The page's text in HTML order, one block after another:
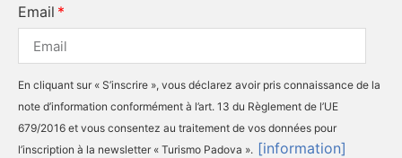
Email
En cliquant sur « S’inscrire », vous déclarez avoir pris connaissance de la
note d’information conformément à l’art. 13 du Règlement de l’UE
679/2016 et vous consentez au traitement de vos données pour
l’inscription à la newsletter « Turismo Padova ». [information]